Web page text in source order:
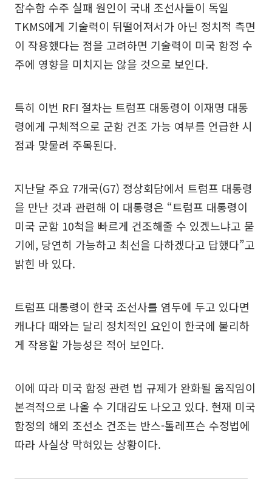
잠수함 수주 실패 원인이 국내 조선사들이 독일
TKMS에게 기술력이 뒤떨어져서가 아닌 정치적 측면
이 작용했다는 점을 고려하면 기술력이 미국 함정 수
주에 영향을 미치지는 않을 것으로 보인다.
특히 이번 RFI 절차는 트럼프 대통령이 이재명 대통
령에게 구체적으로 군함 건조 가능 여부를 언급한 시
점과 맞물려 주목된다.
지난달 주요 7개국(G7) 정상회담에서 트럼프 대통령
을 만난 것과 관련해 이 대통령은 “트럼프 대통령이
미국 군함 10척을 빠르게 건조해줄 수 있겠느냐고 묻
기에, 당연히 가능하고 최선을 다하겠다고 답했다”고
밝힌 바 있다.
트럼프 대통령이 한국 조선사를 염두에 두고 있다면
캐나다 때와는 달리 정치적인 요인이 한국에 불리하
게 작용할 가능성은 적어 보인다.
이에 따라 미국 함정 관련 법 규제가 완화될 움직임이
본격적으로 나올 수 기대감도 나오고 있다. 현재 미국
함정의 해외 조선소 건조는 반스-톨레프슨 수정법에
따라 사실상 막혀있는 상황이다.